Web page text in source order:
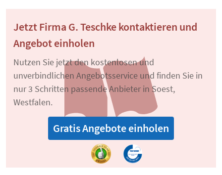
Jetzt Firma G. Teschke kontaktieren und
Angebot einholen
Nutzen Sie jetzt den kostenlosen und
unverbindlichen Angebotsservice und finden Sie in
nur 3 Schritten passende Anbieter in Soest,
Westfalen.
Gratis Angebote einholen